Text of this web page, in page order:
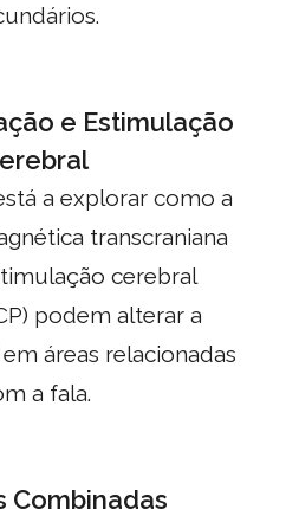
e Estimulação
a explorar como a
transcraniana
cerebral
podem alterar a
áreas relacionadas
a fala.
Combinadas